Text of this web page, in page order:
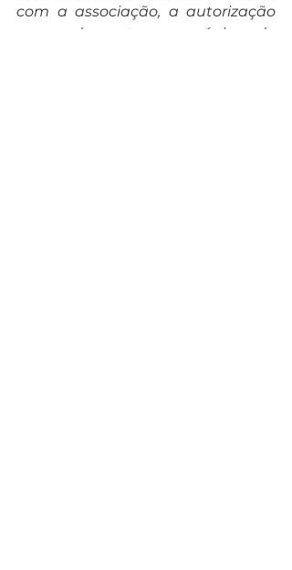
com a associação, a autorização
para desconto e cópia do